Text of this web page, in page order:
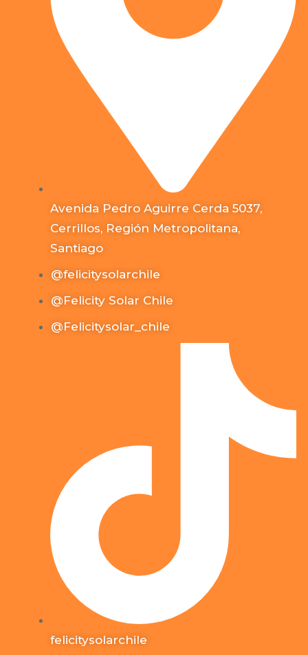
Avenida Pedro Aguirre Cerda 5037,
Cerrillos, Región Metropolitana,
Santiago
@felicitysolarchile
@Felicity Solar Chile
@Felicitysolar_chile
felicitysolarchile